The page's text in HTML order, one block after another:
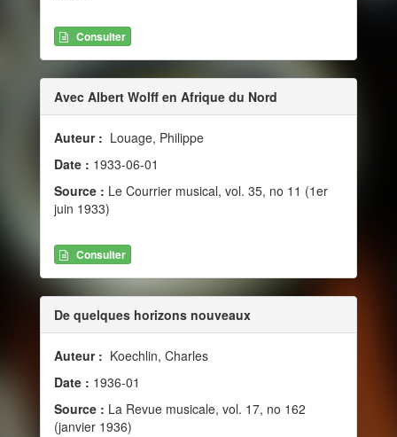
Consulter
Avec Albert Wolff en Afrique du Nord
Auteur : Louage, Philippe
Date : 1933-06-01
Source : Le Courrier musical, vol. 35, no 11 (1er
juin 1933)
Consulter
De quelques horizons nouveaux
Auteur : Koechlin, Charles
Date : 1936-01
Source : La Revue musicale, vol. 17, no 162
(janvier 1936)